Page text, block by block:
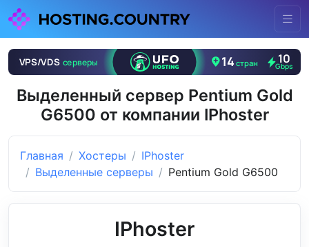
Выделенный сервер Pentium Gold
G6500 от компании IPhoster
Главная Хостеры
IPhoster
Выделенные серверы
Pentium Gold G6500
IPhoster